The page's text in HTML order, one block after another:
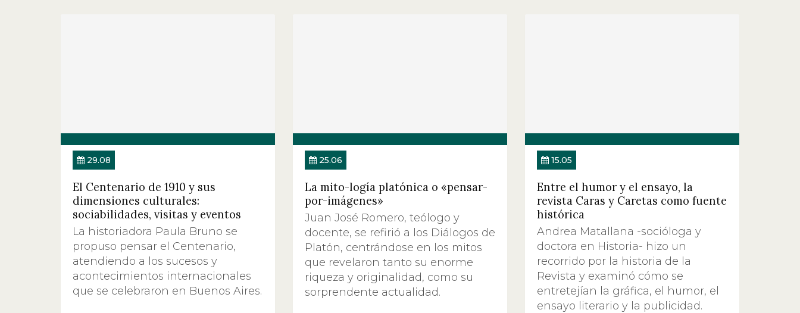
29.08
El Centenario de 1910 y sus
dimensiones culturales:
sociabilidades, visitas y eventos
La historiadora Paula Bruno se
propuso pensar el Centenario,
atendiendo a los sucesos y
acontecimientos internacionales
que se celebraron en Buenos Aires.
25.06
La mito-logía platónica o «pensar-
por-imágenes»
Juan José Romero, teólogo y
docente, se refirió a los Diálogos de
Platón, centrándose en los mitos
que revelaron tanto su enorme
riqueza y originalidad, como su
sorprendente actualidad.
15.05
Entre el humor y el ensayo, la
revista Caras y Caretas como fuente
histórica
Andrea Matallana -socióloga y
doctora en Historia- hizo un
recorrido por la historia de la
Revista y examinó cómo se
entretejían la gráfica, el humor, el
ensayo literario y la publicidad.